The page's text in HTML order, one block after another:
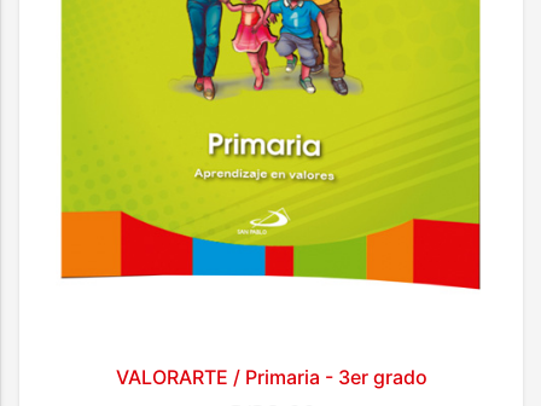
VALORARTE / Primaria - 3er grado